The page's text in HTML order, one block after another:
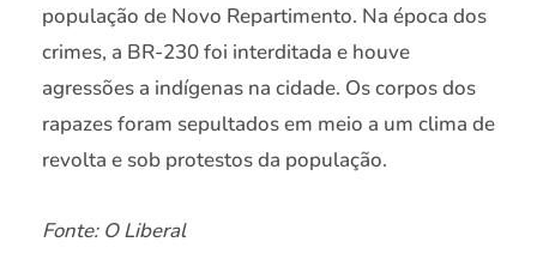
população de Novo Repartimento. Na época dos
crimes, a BR-230 foi interditada e houve
agressões a indígenas na cidade. Os corpos dos
rapazes foram sepultados em meio a um clima de
revolta e sob protestos da população.​
Fonte: O Liberal